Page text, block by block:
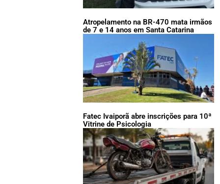
Atropelamento na BR-470 mata irmãos
de 7 e 14 anos em Santa Catarina
Fatec Ivaiporã abre inscrições para 10ª
Vitrine de Psicologia